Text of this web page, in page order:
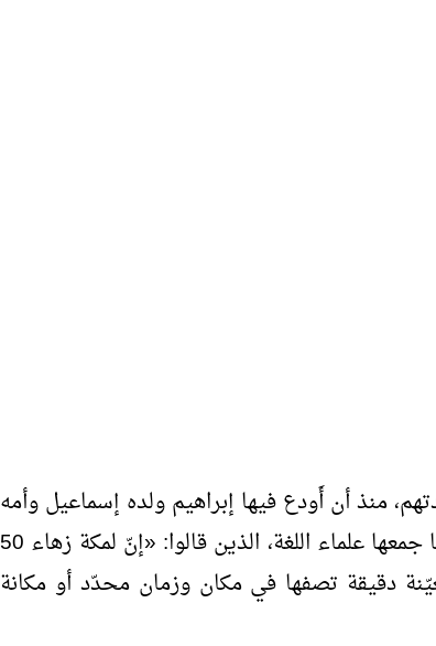
منذ أن أَودع فيها إبراهيم ولده إسماعيل وأمه
هاجر عليهم السلام) أسماء لها دلالاتها ومعناها جمعها علماء اللغة، الذين قالوا: «إنّ لمكة زهاء 50
دقيقة تصفها في مكان وزمان محدّد أو مكانة